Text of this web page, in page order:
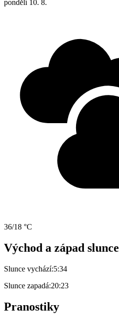
pondělí 10. 8.
36/18 °C
Východ a západ slunce
Slunce vychází:5:34
Slunce zapadá:20:23
Pranostiky